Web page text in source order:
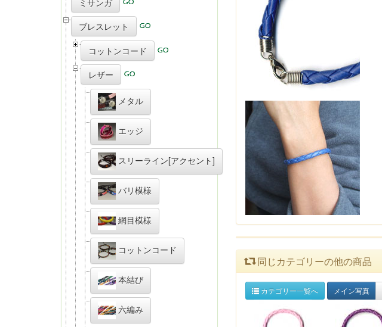
同じカテゴリーの他の商品
カテゴリー一覧へ メイン写真
ミサンガ
ブレスレット
コットンコード
レザー
メタル
エッジ
スリーライン[アクセント]
バリ模様
網目模様
コットンコード
本結び
六編み